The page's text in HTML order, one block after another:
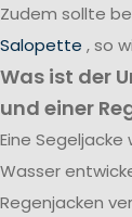
Zudem sollte
Salopette , so
Was ist der
und einer
Eine
Wasser
Regenjacken